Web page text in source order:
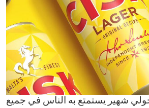
شهير يستمتع به الناس في جميع